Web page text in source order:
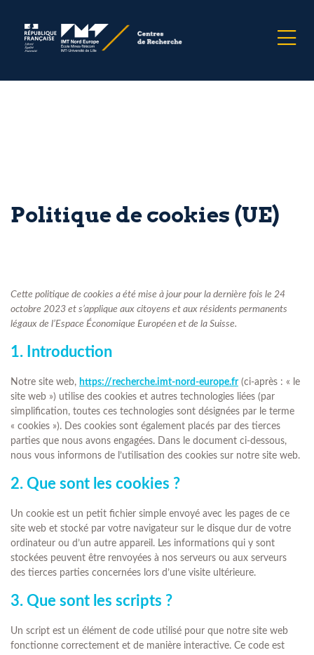
Politique de cookies (UE)
Cette politique de cookies a été mise à jour pour la dernière fois le 24
octobre 2023 et s’applique aux citoyens et aux résidents permanents
légaux de l’Espace Économique Européen et de la Suisse.
1. Introduction
Notre site web, https://recherche.imt-nord-europe.fr(ci-après : « le
site web ») utilise des cookies et autres technologies liées (par
simplification, toutes ces technologies sont désignées par le terme
« cookies »). Des cookies sont également placés par des tierces
parties que nous avons engagées. Dans le document ci-dessous,
nous vous informons de l’utilisation des cookies sur notre site web.
2. Que sont les cookies ?
Un cookie est un petit fichier simple envoyé avec les pages de ce
site web et stocké par votre navigateur sur le disque dur de votre
ordinateur ou d’un autre appareil. Les informations qui y sont
stockées peuvent être renvoyées à nos serveurs ou aux serveurs
des tierces parties concernées lors d’une visite ultérieure.
3. Que sont les scripts ?
Un script est un élément de code utilisé pour que notre site web
fonctionne correctement et de manière interactive. Ce code est